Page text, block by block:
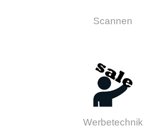
Scannen
Werbetechnik